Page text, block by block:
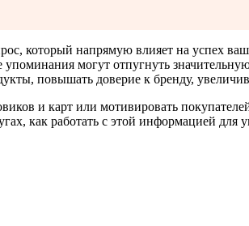
который напрямую влияет на успех
могут отпугнуть
повышать доверие к бренду,
и карт или мотивировать
как работать с этой информацией